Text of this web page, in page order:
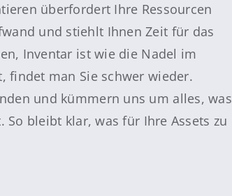
überfordert Ihre Ressourcen
und stiehlt Ihnen Zeit für das
Inventar ist wie die Nadel im
findet man Sie schwer wieder.
und kümmern uns um alles, was
bleibt klar, was für Ihre Assets zu